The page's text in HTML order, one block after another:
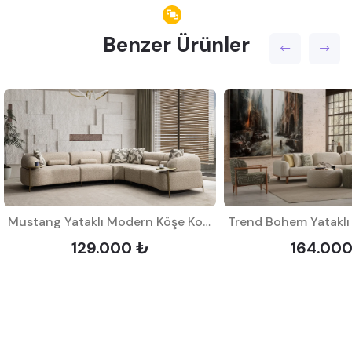
Benzer Ürünler
Mustang Yataklı Modern Köşe Koltuk Takımı
129.000 ₺